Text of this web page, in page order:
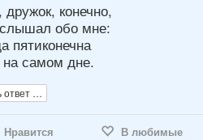
конечно,
обо мне:
пятиконечна
самом дне.
ответ …
Нравится В любимые